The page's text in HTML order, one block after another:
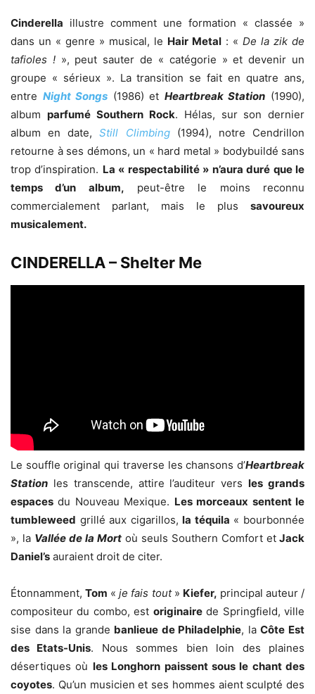
Cinderella illustre comment une formation « classée »
dans un « genre » musical, le Hair Metal : « De la zik de
tafioles !», peut sauter de « catégorie » et devenir un
groupe « sérieux ». La transition se fait en quatre ans,
entre Night Songs (1986) et Heartbreak Station (1990),
album parfumé Southern Rock. Hélas, sur son dernier
album en date,
Still Climbing(1994), notre Cendrillon
retourne à ses démons, un « hard metal » bodybuildé sans
trop d’inspiration. La « respectabilité » n’aura duré que le
temps d’un album, peut-être le moins reconnu
commercialement parlant, mais le plus savoureux
musicalement.
CINDERELLA – Shelter Me
Le souffle original qui traverse les chansons d’Heartbreak
Station les transcende, attire l’auditeur versles grands
espaces du Nouveau Mexique. Les morceaux sentent le
tumbleweed grillé aux cigarillos,la téquila « bourbonnée
», la Vallée de la Mort où seuls Southern Comfort et Jack
Daniel’s auraient droit de citer.
Étonnamment,Tom «je fais tout» Kiefer, principal auteur /
compositeur du combo, est originairede Springfield, ville
sise dans la grande banlieue de Philadelphie, laCôte Est
des Etats-Unis. Nous sommes bien loin des plaines
désertiques où les Longhorn paissent sous le chant des
coyotes. Qu’un musicien et ses hommes aient sculpté des